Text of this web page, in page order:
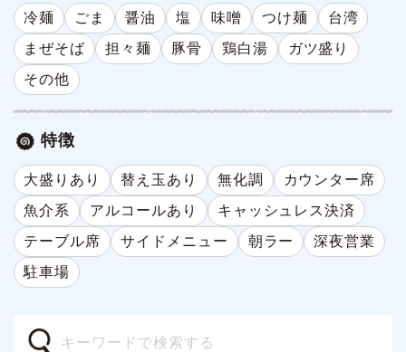
冷麺 ごま 醤油 塩 味噌 つけ麺
台湾
まぜそば
担々麺 豚骨 鶏白湯
ガツ盛り
その他
特徴
大盛りあり 替え玉あり 無化調
カウンター席
魚介系
アルコールあり
キャッシュレス決済
テーブル席
サイドメニュー 朝ラー
深夜営業
駐車場